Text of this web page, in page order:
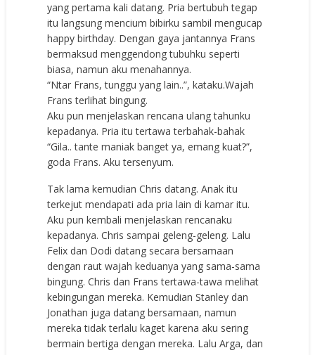
yang pertama kali datang. Pria bertubuh tegap
itu langsung mencium bibirku sambil mengucap
happy birthday. Dengan gaya jantannya Frans
bermaksud menggendong tubuhku seperti
biasa, namun aku menahannya.
“Ntar Frans, tunggu yang lain..”, kataku.Wajah
Frans terlihat bingung.
Aku pun menjelaskan rencana ulang tahunku
kepadanya. Pria itu tertawa terbahak-bahak
“Gila.. tante maniak banget ya, emang kuat?”,
goda Frans. Aku tersenyum.
Tak lama kemudian Chris datang. Anak itu
terkejut mendapati ada pria lain di kamar itu.
Aku pun kembali menjelaskan rencanaku
kepadanya. Chris sampai geleng-geleng. Lalu
Felix dan Dodi datang secara bersamaan
dengan raut wajah keduanya yang sama-sama
bingung. Chris dan Frans tertawa-tawa melihat
kebingungan mereka. Kemudian Stanley dan
Jonathan juga datang bersamaan, namun
mereka tidak terlalu kaget karena aku sering
bermain bertiga dengan mereka. Lalu Arga, dan